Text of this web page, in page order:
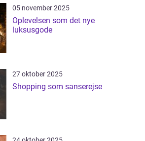
05 november 2025
Oplevelsen som det nye
luksusgode
27 oktober 2025
Shopping som sanserejse